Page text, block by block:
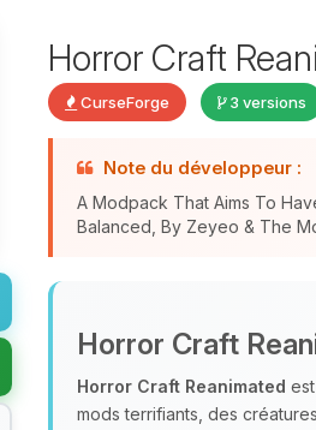
Horror Craft
CurseForge 3 versions
Note du développeur :
A Modpack That Aims To
Balanced, By Zeyeo & The
Horror Craft
Horror Craft Reanimated
mods terrifiants, des